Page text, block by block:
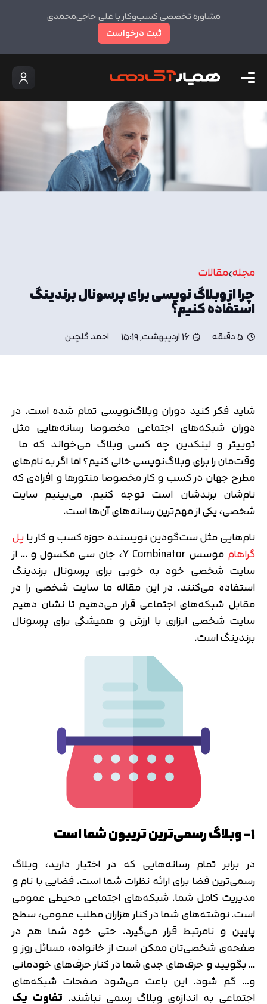
مشاوره تخصصی کسب‌وکار با علی حاجی‌محمدی
ثبت درخواست
مجله مقالات
چرا از وبلاگ نویسی برای پرسونال برندینگ
استفاده کنیم؟
5 دقیقه 16 اردیبهشت, 15:19 احمد گلچین
شاید فکر کنید دوران وبلاگ‌نویسی تمام شده است. در
دوران شبکه‌های اجتماعی مخصوصا رسانه‌هایی مثل
توییتر و لینکدین چه کسی وبلاگ می‌خواند که ما
وقت‌مان را برای وبلاگ‌نویسی خالی کنیم؟ اما اگر به نام‌های
مطرح جهان در کسب و کار مخصوصا منتورها و افرادی که
نام‌شان برندشان است توجه کنیم. می‌بینیم سایت
شخصی، یکی از مهم‌ترین رسانه‌های آن‌ها است.
نام‌هایی مثل ست‌گودین نویسنده حوزه کسب و کار یاپل
گراهام
موسس Y Combinator، جان سی مکسول و … از
سایت شخصی خود به خوبی برای پرسونال برندینگ
استفاده می‌کنند. در این مقاله ما سایت شخصی را در
مقابل شبکه‌های اجتماعی قرار می‌دهیم تا نشان دهیم
سایت شخصی ابزاری با ارزش و همیشگی برای پرسونال
برندینگ است.
۱- وبلاگ رسمی‌ترین تریبون شما است
در برابر تمام رسانه‌هایی که در اختیار دارید، وبلاگ
رسمی‌ترین فضا برای ارائه نظرات شما است. فضایی با نام و
مدیریت کامل شما. شبکه‌های اجتماعی محیطی عمومی
است. نوشته‌های شما در کنار هزاران مطلب عمومی، سطح
پایین و نامرتبط قرار می‌گیرد. حتی خود شما هم در
صفحه‌ی شخصی‌تان ممکن است از خانواده، مسائل روز و
… بگویید و حرف‌های جدی شما در کنار حرف‌های خودمانی
و… گم شود. این باعث می‌شود صفحات شبکه‌های
اجتماعی به اندازه‌ی وبلاگ رسمی نباشند. تفاوت یک